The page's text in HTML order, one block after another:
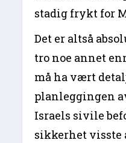
stadig frykt for
Det er altså
tro noe annet
må ha vært
planleggingen
Israels sivile
sikkerhet visste